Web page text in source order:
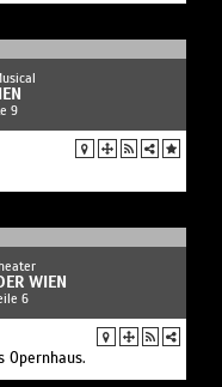
9
WIEN
6
Opernhaus.